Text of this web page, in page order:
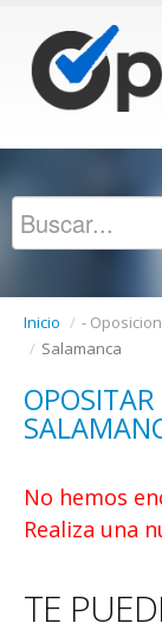
Inicio / -
/ Salamanca
OPOSITAR
No hemos
Realiza una
TE